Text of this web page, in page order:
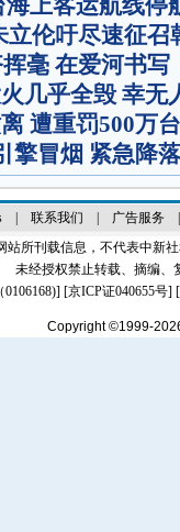
上客运航线停
立伦吁尽速征召
毫 在爱河书写
几乎全毁 幸无
遭重罚500万
擎冒烟 紧急降
| 联系我们 广告服务
站所刊载信息，不代表中新
未经授权禁止转载、摘编、
] [京ICP证040655号]
Copyright ©1999-